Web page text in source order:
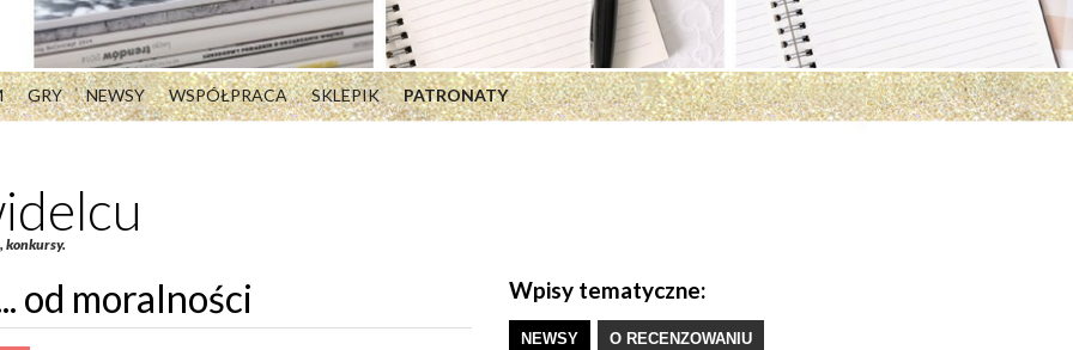
GRY NEWSY WSPÓŁPRACA SKLEPIK PATRONATY
konkursy.
od moralności Wpisy tematyczne:
NEWSY O RECENZOWANIU